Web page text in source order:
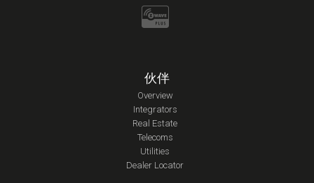
伙伴
Overview
Integrators
Real Estate
Telecoms
Utilities
Dealer Locator